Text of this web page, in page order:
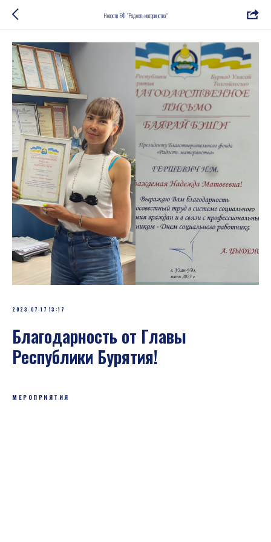
Новости БФ "Радость материнства"
2023-07-17 13:17
Благодарность от Главы
Республики Бурятия!
МЕРОПРИЯТИЯ